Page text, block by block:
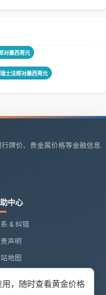
用，随时查看黄金价格
对墨西哥元
士法郎对墨西哥元
牌价、贵金属价格等金融信息
中心
& 纠错
声明
地图